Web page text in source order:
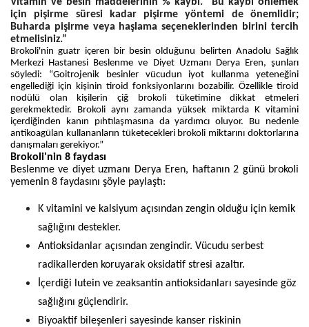
için pişirme süresi kadar pişirme yöntemi de önemlidir;
Buharda pişirme veya haşlama seçeneklerinden birini tercih
etmelisiniz.”
Brokoli'nin guatr içeren bir besin olduğunu belirten Anadolu Sağlık
Merkezi Hastanesi Beslenme ve Diyet Uzmanı Derya Eren, şunları
söyledi: “Goitrojenik besinler vücudun iyot kullanma yeteneğini
engellediği için kişinin tiroid fonksiyonlarını bozabilir. Özellikle tiroid
nodülü olan kişilerin çiğ brokoli tüketimine dikkat etmeleri
gerekmektedir. Brokoli aynı zamanda yüksek miktarda K vitamini
içerdiğinden kanın pıhtılaşmasına da yardımcı oluyor. Bu nedenle
antikoagülan kullananların tüketecekleri brokoli miktarını doktorlarına
danışmaları gerekiyor.”
Brokoli'nin 8 faydası
Beslenme ve diyet uzmanı Derya Eren, haftanın 2 günü brokoli
yemenin 8 faydasını şöyle paylaştı:
K vitamini ve kalsiyum açısından zengin olduğu için kemik
sağlığını destekler.
Antioksidanlar açısından zengindir. Vücudu serbest
radikallerden koruyarak oksidatif stresi azaltır.
İçerdiği lutein ve zeaksantin antioksidanları sayesinde göz
sağlığını güçlendirir.
Biyoaktif bileşenleri sayesinde kanser riskinin